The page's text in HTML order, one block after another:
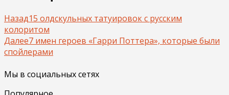
Назад15 олдскульных татуировок с русским
колоритом
Далее7 имен героев «Гарри Поттера», которые были
спойлерами
Мы в социальных сетях